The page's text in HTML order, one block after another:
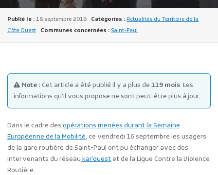
Publicité des actes
Marchés publics
Projets financés par l'Europe
Plans d'accès
Publié le : 16 septembre 2016 Catégories : Actualités du Territoire de la
Côte Ouest
Communes concernées : Saint-Paul
Note : Cet article a été publié il y a plus de 119 mois. Les
informations qu'il vous propose ne sont peut-être plus à jour.
Dans le cadre des opérations menées durant la Semaine
Européenne de la Mobilité, ce vendredi 16 septembre les usagers
de la gare routière de Saint-Paul ont pu échanger avec des
intervenants du réseau kar’ouestet de la Ligue Contre la Violence
Routière.